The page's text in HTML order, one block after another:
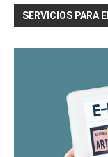
SERVICIOS PARA